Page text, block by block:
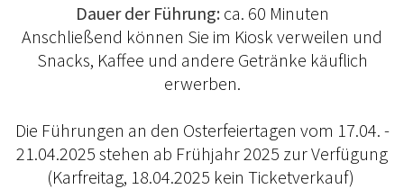
Dauer der Führung:ca. 60 Minuten
Anschließend können Sie im Kiosk verweilen und
Snacks, Kaffee und andere Getränke käuflich
erwerben.
Die Führungen an den Osterfeiertagen vom 17.04. -
21.04.2025 stehen ab Frühjahr 2025 zur Verfügung
(Karfreitag, 18.04.2025 kein Ticketverkauf)